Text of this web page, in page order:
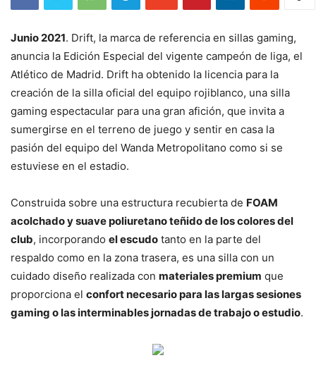
Junio 2021. Drift, la marca de referencia en sillas gaming,
anuncia la Edición Especial del vigente campeón de liga, el
Atlético de Madrid. Drift ha obtenido la licencia para la
creación de la silla oficial del equipo rojiblanco, una silla
gaming espectacular para una gran afición, que invita a
sumergirse en el terreno de juego y sentir en casa la
pasión del equipo del Wanda Metropolitano como si se
estuviese en el estadio.
Construida sobre una estructura recubierta de FOAM
acolchado y suave poliuretano teñido de los colores del
club, incorporando el escudo tanto en la parte del
respaldo como en la zona trasera, es una silla con un
cuidado diseño realizada con materiales premium que
proporciona el confort necesario para las largas sesiones
gaming o las interminables jornadas de trabajo o estudio.